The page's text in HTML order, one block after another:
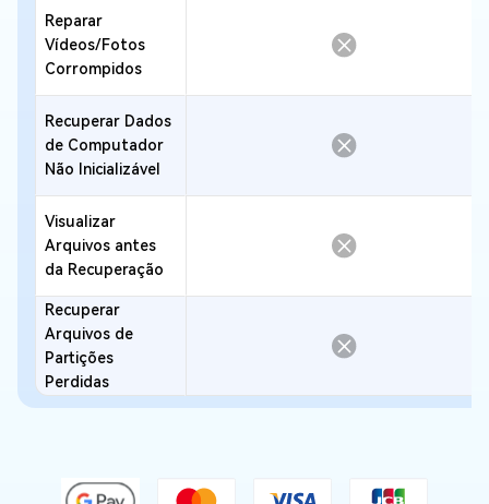
Reparar
Vídeos/Fotos
Corrompidos
Recuperar Dados
de Computador
Não Inicializável
Visualizar
Arquivos antes
da Recuperação
Recuperar
Arquivos de
Partições
Perdidas